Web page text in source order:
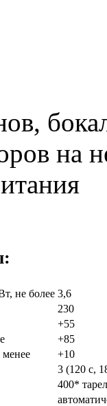
на
не более 3,6
230
+55
+85
менее
+10
3 (120 с,
400*